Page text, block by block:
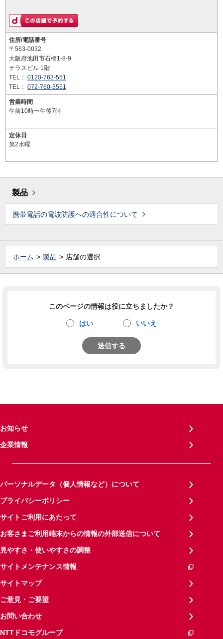
住所/電話番号
〒563-0032
大阪府池田市石橋1-8-9
テラスビル 1階
TEL： 0120-763-551
TEL： 072-760-3551
営業時間
午前10時〜午後7時
定休日
第2水曜
製品
携帯電話の電波防護への適合性について
ホーム 製品 店舗の選択
このページの情報は役に立ちましたか？
はい いいえ
送信する
お知らせ
企業情報
パーソナルデータ（個人情報など）について
プライバシーポリシー
サイトご利用にあたって
お客さまご利用端末からの情報の外部送信について
見やすさ・使いやすさの調整
サイトメンテナンス情報
サイトマップ
ご意見・ご要望
お問い合わせ
NTTドコモグループ